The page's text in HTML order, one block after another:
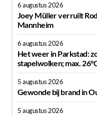
6 augustus 2026
Joey Müller verruilt
Mannheim
6 augustus 2026
Het weer in Parkstad:
stapelwolken; max.
5 augustus 2026
Gewonde bij brand in
5 augustus 2026